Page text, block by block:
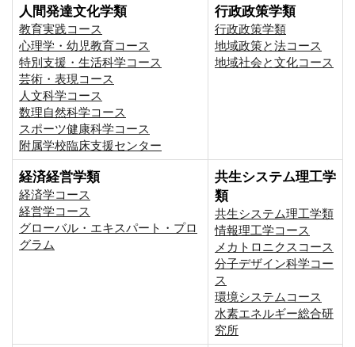
人間発達文化学類
教育実践コース
心理学・幼児教育コース
特別支援・生活科学コース
芸術・表現コース
人文科学コース
数理自然科学コース
スポーツ健康科学コース
附属学校臨床支援センター
行政政策学類
行政政策学類
地域政策と法コース
地域社会と文化コース
経済経営学類
経済学コース
経営学コース
グローバル・エキスパート・プロ
グラム
共生システム理工学
類
共生システム理工学類
情報理工学コース
メカトロニクスコース
分子デザイン科学コー
ス
環境システムコース
⽔素エネルギー総合研
究所